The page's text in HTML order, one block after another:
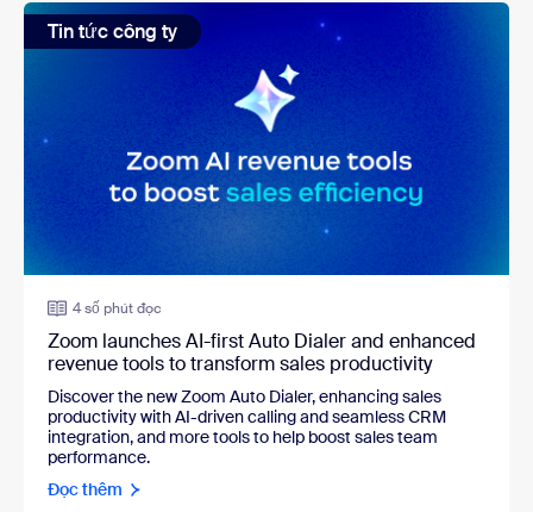
Tin tức công ty
4 số phút đọc
Zoom launches AI-first Auto Dialer and enhanced
revenue tools to transform sales productivity
Discover the new Zoom Auto Dialer, enhancing sales
productivity with AI-driven calling and seamless CRM
integration, and more tools to help boost sales team
performance.
Đọc thêm